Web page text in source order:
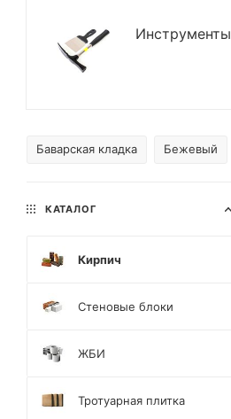
Инструменты
Баварская кладка Бежевый
КАТАЛОГ
Кирпич
Стеновые блоки
ЖБИ
Тротуарная плитка